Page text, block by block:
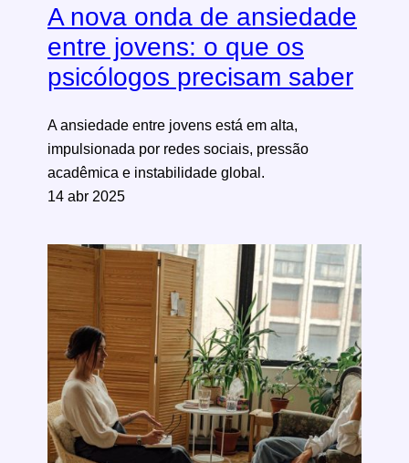
A nova onda de ansiedade
entre jovens: o que os
psicólogos precisam saber
A ansiedade entre jovens está em alta,
impulsionada por redes sociais, pressão
acadêmica e instabilidade global.
14 abr 2025